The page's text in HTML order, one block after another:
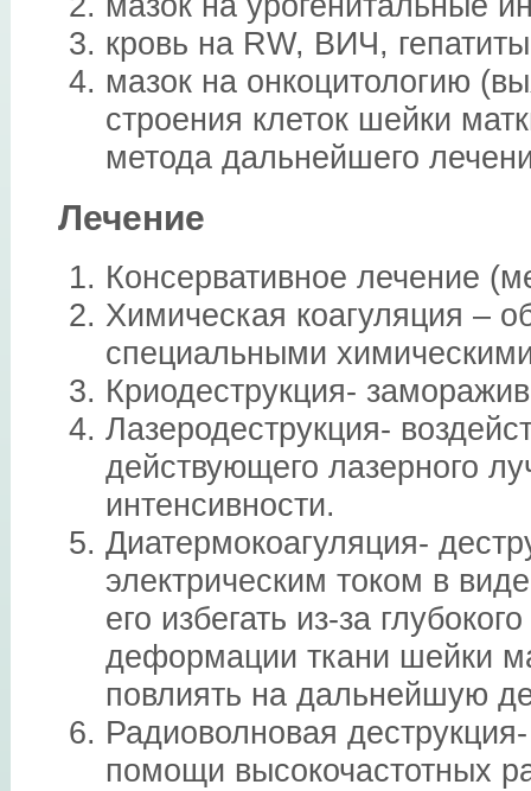
кровь на RW, ВИЧ,
мазок на онкоцитологию
строения клеток шейки
метода дальнейшего
Лечение
Консервативное лечение
Химическая коагуляция –
специальными
Криодеструкция-
Лазеродеструкция-
действующего лазерного
интенсивности.
Диатермокоагуляция-
электрическим током в
его избегать из-за
деформации ткани шейки
повлиять на дальнейшую
Радиоволновая
помощи высокочастотных